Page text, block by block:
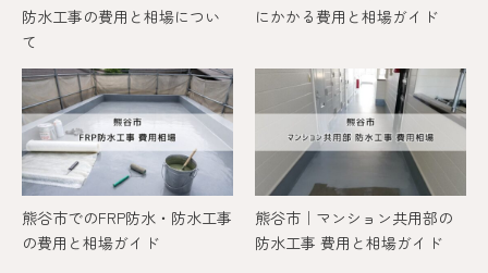
防水工事の費用と相場につい
て
にかかる費用と相場ガイド
熊谷市でのFRP防水・防水工事
の費用と相場ガイド
熊谷市｜マンション共用部の
防水工事 費用と相場ガイド